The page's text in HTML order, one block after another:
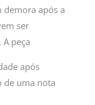
demora após a
ser
peça
após
de uma nota